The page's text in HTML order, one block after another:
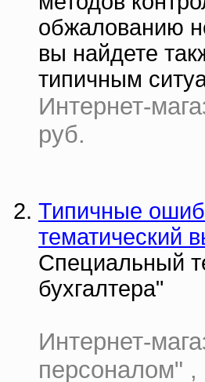
обжалованию
вы найдете
типичным
Интернет-
руб.
Типичные
тематический
Специальный
бухгалтера"
Интернет-
персоналом" ,